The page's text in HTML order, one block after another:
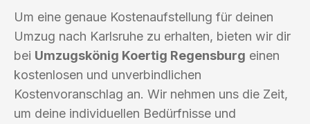
Um eine genaue Kostenaufstellung für deinen
Umzug nach Karlsruhe zu erhalten, bieten wir dir
bei Umzugskönig Koertig Regensburg einen
kostenlosen und unverbindlichen
Kostenvoranschlag an. Wir nehmen uns die Zeit,
um deine individuellen Bedürfnisse und